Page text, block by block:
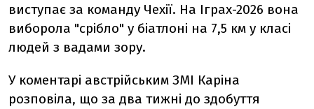
виступає за команду Чехії. На Іграх-2026 вона
виборола "срібло" у біатлоні на 7,5 км у класі
людей з вадами зору.
У коментарі австрійським ЗМІ Каріна
розповіла, що за два тижні до здобуття